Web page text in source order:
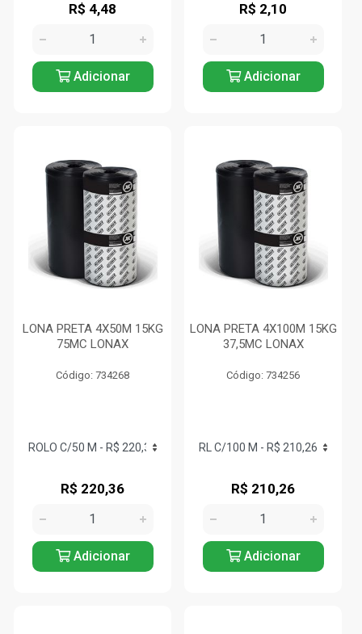
R$ 4,48
Adicionar
R$ 2,10
Adicionar
LONA PRETA 4X50M 15KG
75MC LONAX
Código: 734268
R$ 220,36
Adicionar
LONA PRETA 4X100M 15KG
37,5MC LONAX
Código: 734256
R$ 210,26
Adicionar